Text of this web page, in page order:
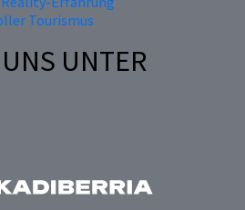
Tourismus
UNTER